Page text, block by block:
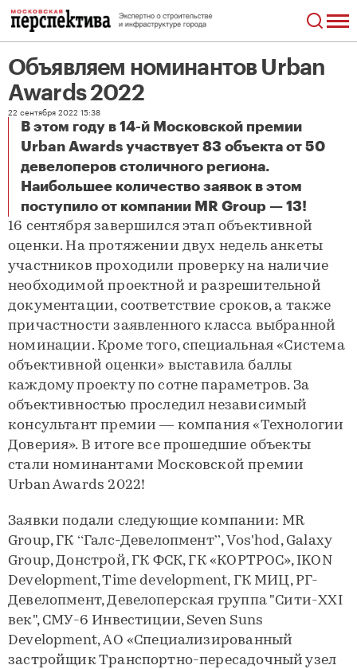
Объявляем номинантов Urban
Awards 2022
22 сентября 2022 15:38
В этом году в 14-й Московской премии
Urban Awards участвует 83 объекта от 50
девелоперов столичного региона.
Наибольшее количество заявок в этом
поступило от компании MR Group — 13!
Объявляем номинантов Urban Awards 2022
16 сентября завершился этап объективной
оценки. На протяжении двух недель анкеты
участников проходили проверку на наличие
необходимой проектной и разрешительной
документации, соответствие сроков, а также
причастности заявленного класса выбранной
номинации. Кроме того, специальная «Система
объективной оценки» выставила баллы
каждому проекту по сотне параметров. За
объективностью проследил независимый
консультант премии — компания «Технологии
Доверия». В итоге все прошедшие объекты
стали номинантами Московской премии
Urban Awards 2022!
Заявки подали следующие компании: MR
Group, ГК “Галс-Девелопмент”, Vos'hod, Galaxy
Group, Донстрой, ГК ФСК, ГК «КОРТРОС», IKON
Development, Time development, ГК МИЦ, РГ-
Девелопмент, Девелоперская группа "Сити-XXI
век", СМУ-6 Инвестиции, Seven Suns
Development, АО «Специализированный
застройщик Транспортно-пересадочный узел